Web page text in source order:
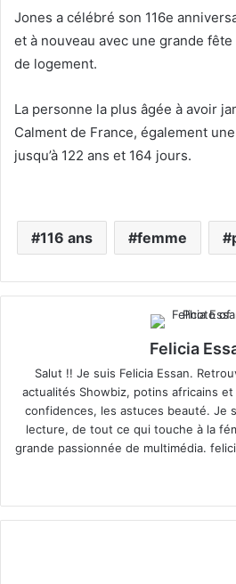
Jones a célébré son 116e
et à nouveau avec une grande
de logement.
La personne la plus âgée à avoir
Calment de France, également
jusqu’à 122 ans et 164 jours.
116 ans femme
Felicia
Salut !! Je suis Felicia Essan.
actualités Showbiz, potins africains
confidences, les astuces beauté. Je
lecture, de tout ce qui touche à la
grande passionnée de multimédia.
te